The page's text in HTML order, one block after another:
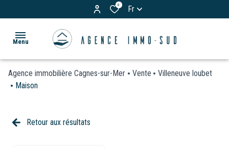
0 Fr
Menu
ACCUEIL
Agence immobilière Cagnes-sur-Mer Vente
Villeneuve loubet
Maison
Retour aux résultats